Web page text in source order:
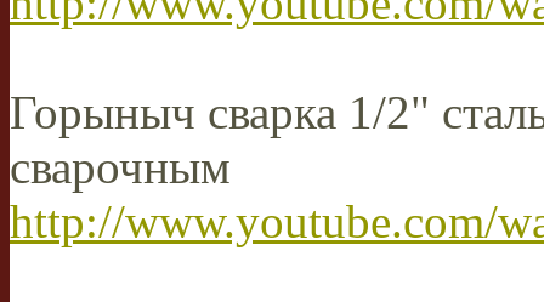
Горыныч сварка 1/2"
сварочным
http://www.youtube.com/